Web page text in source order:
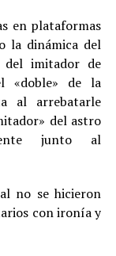
en plataformas
la dinámica del
del imitador de
«doble» de la
al arrebatarle
del astro
junto al
no se hicieron
con ironía y